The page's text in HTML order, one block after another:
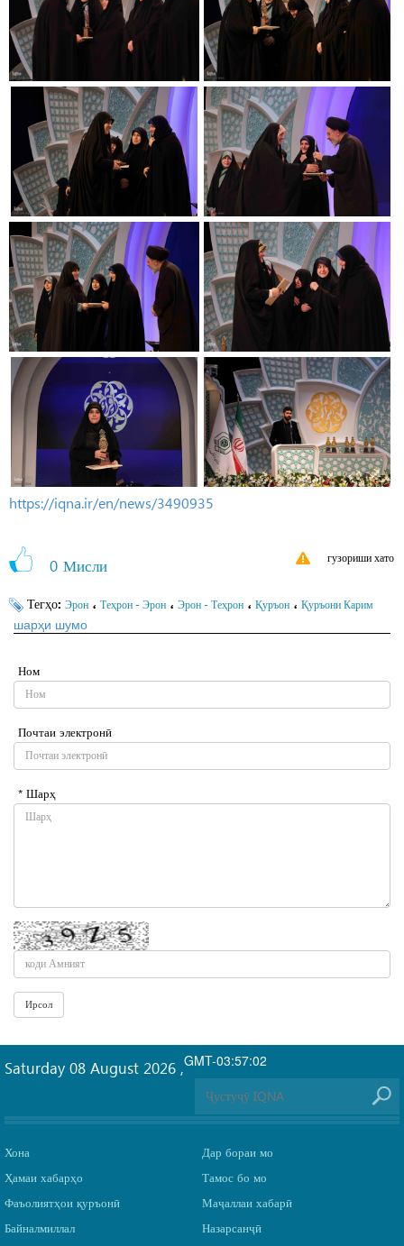
https://iqna.ir/en/news/3490935
0 Мисли гузориши хато
Тегҳо: Эрон ، Теҳрон - Эрон ، Эрон - Теҳрон ، Қуръон ، Қуръони Карим
шарҳи шумо
Ном
Почтаи электронӣ
* Шарҳ
GMT-03:57:02
Saturday 08 August 2026 ,
Хона
Ҳамаи хабарҳо
Фаъолиятҳои қуръонӣ
Байналмиллал
Дар бораи мо
Тамос бо мо
Маҷаллаи хабарӣ
Назарсанҷӣ